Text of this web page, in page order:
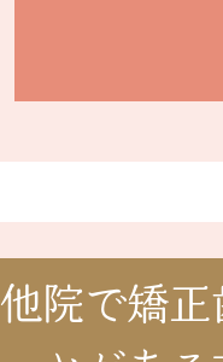
他院で矯